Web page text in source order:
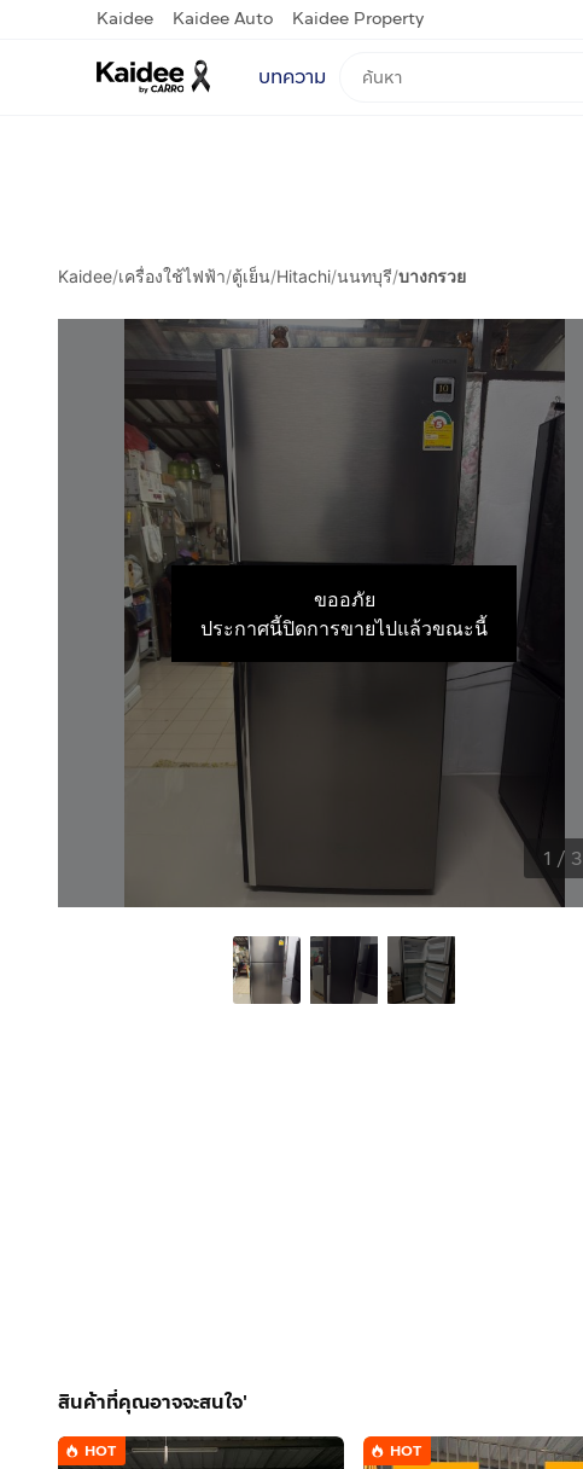
Kaidee Kaidee Auto Kaidee Property
บทความ
Kaidee/เครื่องใช้ไฟฟ้า/ตู้เย็น/Hitachi/นนทบุรี/บางกรวย
ขออภัย
ประกาศนี้ปิดการขายไปแล้วขณะนี้
1 / 3
สินค้าที่คุณอาจจะสนใจ'
HOT HOT